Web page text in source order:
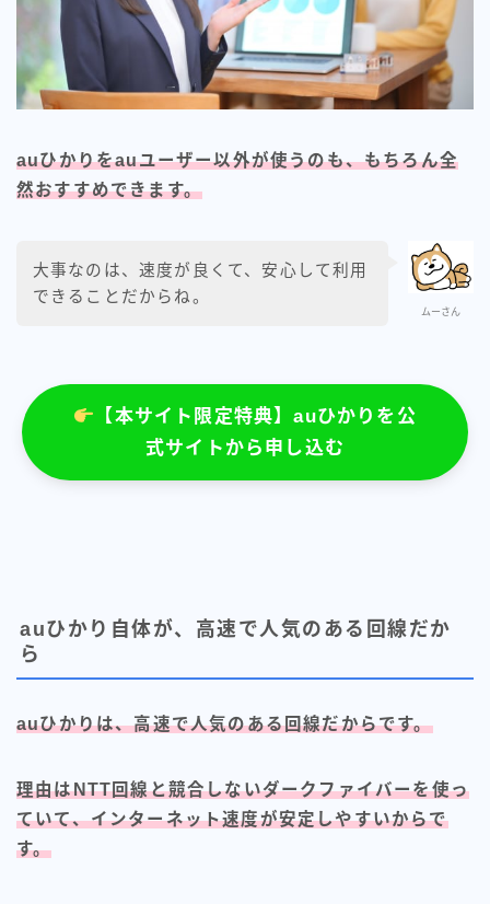
auひかりをauユーザー以外が使うのも、もちろん全
然おすすめできます。
ムーさん
大事なのは、速度が良くて、安心して利用
できることだからね。
【本サイト限定特典】auひかりを公
式サイトから申し込む
auひかり自体が、高速で人気のある回線だか
ら
auひかりは、高速で人気のある回線だからです。
理由はNTT回線と競合しないダークファイバーを使っ
ていて、インターネット速度が安定しやすいからで
す。